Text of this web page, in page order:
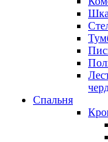
Спальня